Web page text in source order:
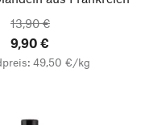
13,90 €
9,90 €
49,50 €/kg